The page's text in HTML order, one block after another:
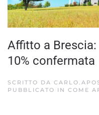
Affitto a
10% confermata
SCRITTO DA
PUBBLICATO IN COME